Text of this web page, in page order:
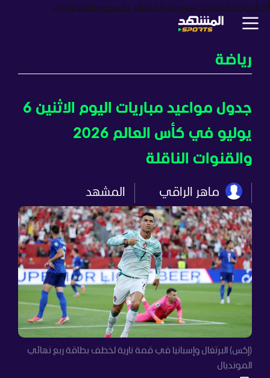
أخبار برامجالمشهد سبورتسالمشهد بزنسبودكاستترندات
رياضة
جدول مواعيد مباريات اليوم الاثنين 6
يوليو في كأس العالم 2026
والقنوات الناقلة
ماهر الراقي المشهد
(إكس) البرتغال وإسبانيا في قمة نارية لخطف بطاقة ربع نهائي
المونديال